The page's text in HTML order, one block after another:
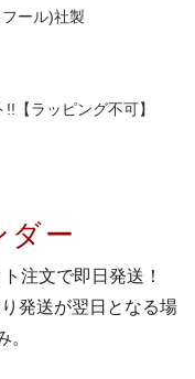
ール)社製
【ラッピング不可】
ダー
注文で即日発送！
発送が翌日となる場
。